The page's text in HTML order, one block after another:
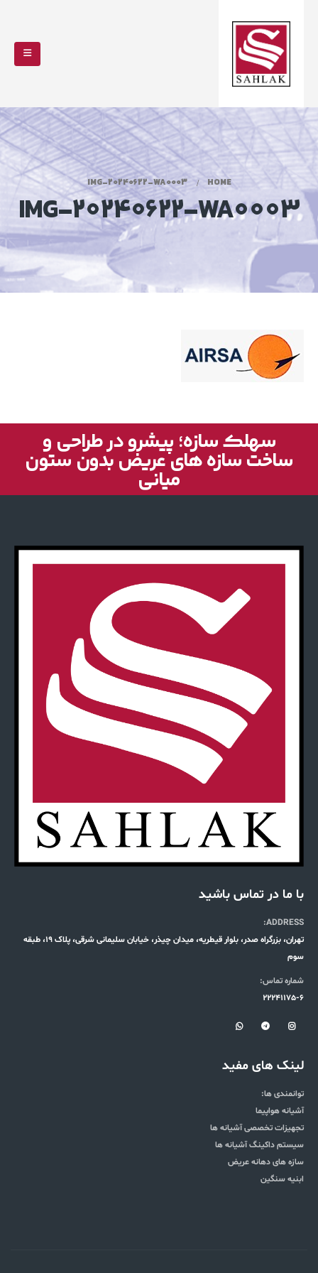
HOME
IMG-20240622-WA0003
IMG-20240622-WA0003
سهلک سازه؛ پیشرو در طراحی و
ساخت سازه های عریض بدون ستون
میانی
با ما در تماس باشید
ADDRESS:
تهران، بزرگراه صدر، بلوار قیطریه، میدان چیذر، خیابان سلیمانی شرقی، پلاک 19، طبقه
سوم
شماره تماس:
22241175-6
لینک های مفید
توانمندی ها:
آشیانه هواپیما
تجهیزات تخصصی آشیانه ها
سیستم داکینگ آشیانه ها
سازه های دهانه عریض
ابنیه سنگین